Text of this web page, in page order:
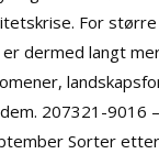
For
er dermed langt
207321-9016
Sorter etter: